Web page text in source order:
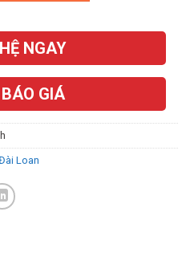
NGAY
GIÁ
Loan